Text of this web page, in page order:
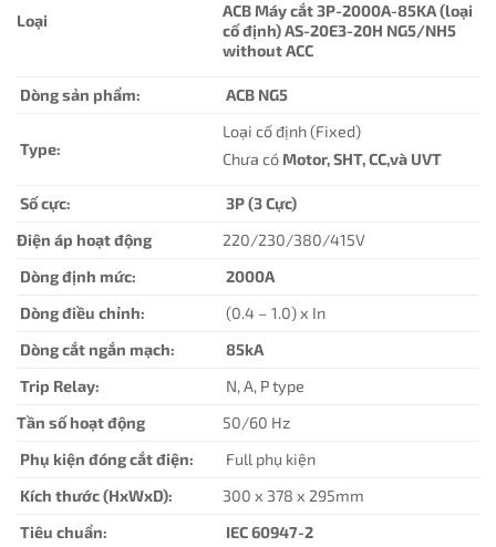
Loại
ACB Máy cắt 3P-2000A-85KA (loại
cố định) AS-20E3-20H NG5/NH5
without ACC
Dòng sản phẩm: ACB NG5
Type:
Loại cố định (Fixed)
Chưa có Motor, SHT, CC,và UVT
Số cực:
3P (3 Cực)
Điện áp hoạt động
220/230/380/415V
Dòng định mức:
2000A
Dòng điều chỉnh:
(0.4 – 1.0) x In
Dòng cắt ngắn mạch:
85kA
Trip Relay:
N, A, P type
Tần số hoạt động
50/60 Hz
Phụ kiện đóng cắt điện:
Full phụ kiện
Kích thước (HxWxD):
300 x 378 x 295mm
Tiêu chuẩn:
IEC 60947-2